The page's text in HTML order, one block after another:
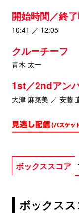
開始時間／終
10:41 ／ 12:05
クルーチーフ
青木 太一
1st／2ndアン
大津 麻菜美 ／ 安藤
ボックススコア
ボックスス